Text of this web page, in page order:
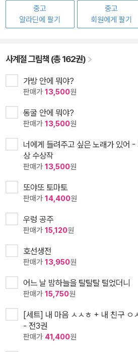
중고
알라딘에 팔기
중고
회원에게 팔기
사계절 그림책 (총 162권)
가방 안에 뭐야?
판매가 13,500원
동굴 안에 뭐야?
판매가 13,500원
너에게 들려주고 싶은 노래가 있어
상 수상작
판매가 13,500원
또야또 토마토
판매가 14,400원
우렁 공주
판매가 15,120원
호선생전
판매가 13,950원
어느 날 밤하늘을 탈탈탈 털었더니
판매가 15,750원
[세트] 내 마음 ㅅㅅㅎ + 내 친구 ㅇ
- 전3권
판매가 41,400원